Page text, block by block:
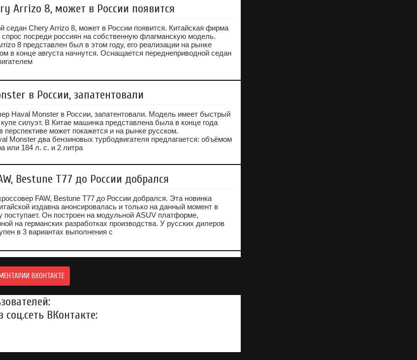
Arrizo 8, может в России появится
седан Chery Arrizo 8, может в России появится. Китайская фирма
спрос посреди россиян на собственную флагманскую модель.
8 представлен был в этом году, его реализации на рынке
в конце августа начнутся. Оснащается переднеприводной седан
в России, запатентовали
Haval Monster в России, запатентовали. Модель имеет быстрый
силуэт. В Китае машинка представлена была в конце года
перспективе может покажется и на рынке русском.
Monster два бензиновых турбодвигателя предлагается: объёмом
или 184 л. с. и 2 литра
Bestune T77 до России добрался
FAW, Bestune T77 до России добрался. Эта новинка
издавна анонсировалась и только на данный момент в
поступает. Он построен на модульной ASUV платформе,
на германских разработках производства. У русских дилеров
в 3 вариантах выполнения с
ВКОНТАКТЕ
ВКонтакте: